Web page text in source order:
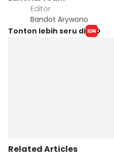
Editor
Bandot Arywono
Tonton lebih seru di
Related Articles